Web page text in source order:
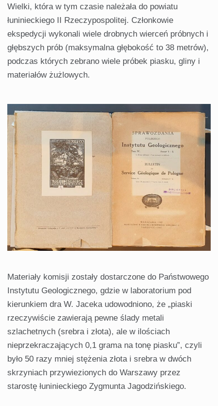
Wielki, która w tym czasie należała do powiatu
łuninieckiego II Rzeczypospolitej. Członkowie
ekspedycji wykonali wiele drobnych wierceń próbnych i
głębszych prób (maksymalna głębokość to 38 metrów),
podczas których zebrano wiele próbek piasku, gliny i
materiałów żużlowych.
Materiały komisji zostały dostarczone do Państwowego
Instytutu Geologicznego, gdzie w laboratorium pod
kierunkiem dra W. Jaceka udowodniono, że „piaski
rzeczywiście zawierają pewne ślady metali
szlachetnych (srebra i złota), ale w ilościach
nieprzekraczających 0,1 grama na tonę piasku”, czyli
było 50 razy mniej stężenia złota i srebra w dwóch
skrzyniach przywiezionych do Warszawy przez
starostę łuninieckiego Zygmunta Jagodzińskiego.